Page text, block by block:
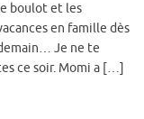
boulot et les
en famille dès
Je ne te
ce soir. Momi a […]